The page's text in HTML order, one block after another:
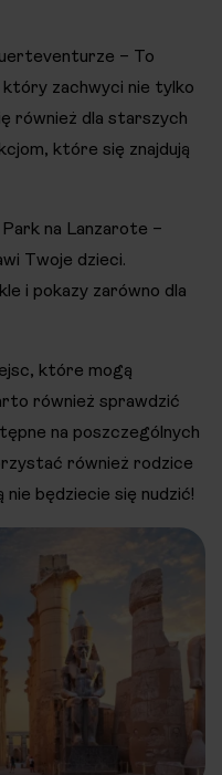
– To
zachwyci nie tylko
również dla starszych
które się znajdują
na Lanzarote –
Twoje dzieci.
i pokazy zarówno dla
które mogą
również sprawdzić
na poszczególnych
również rodzice
nie będziecie się nudzić!